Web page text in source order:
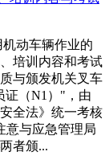
动车辆作业的
培训内容和考试
与颁发机关叉车
证（N1）"，由
全法》统一考核
意与应急管理局
者颁...